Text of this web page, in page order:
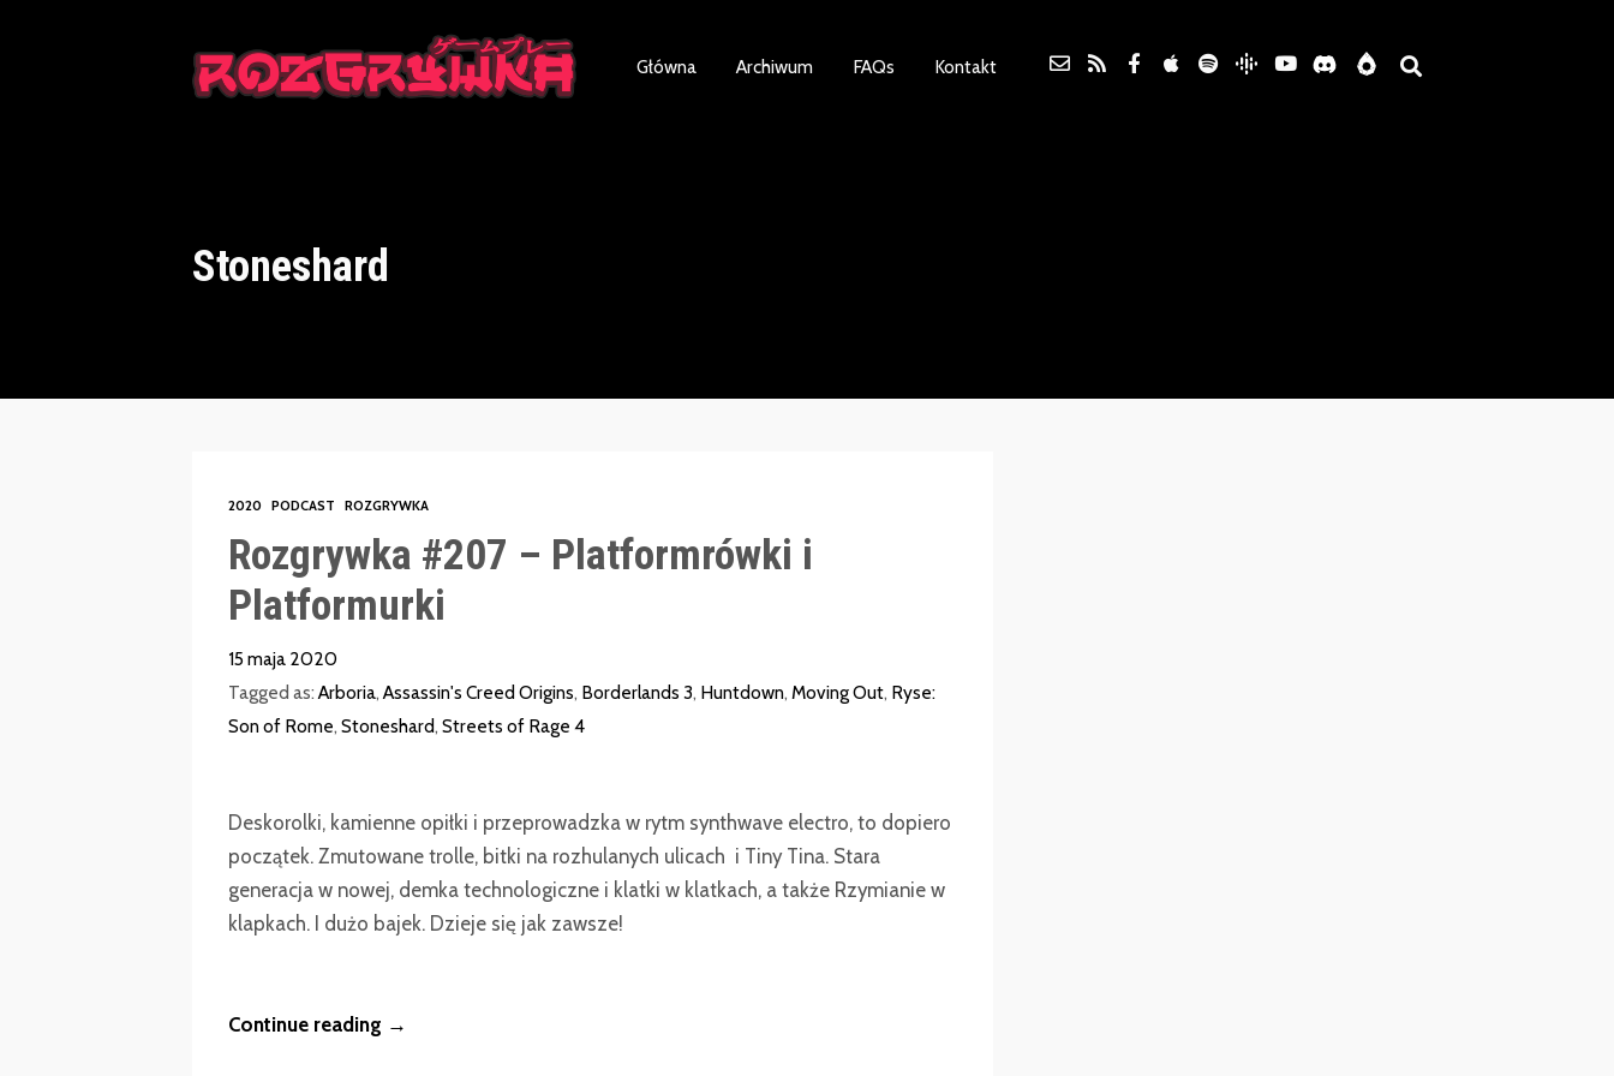
Główna Archiwum FAQs Kontakt
Stoneshard
2020 PODCAST ROZGRYWKA
Rozgrywka #207 – Platformrówki i
Platformurki
15 maja 2020
Tagged as: Arboria, Assassin's Creed Origins, Borderlands 3, Huntdown, Moving Out, Ryse:
Son of Rome, Stoneshard, Streets of Rage 4
Deskorolki, kamienne opiłki i przeprowadzka w rytm synthwave electro, to dopiero
początek. Zmutowane trolle, bitki na rozhulanych ulicach i Tiny Tina. Stara
generacja w nowej, demka technologiczne i klatki w klatkach, a także Rzymianie w
klapkach. I dużo bajek. Dzieje się jak zawsze!
Continue reading →